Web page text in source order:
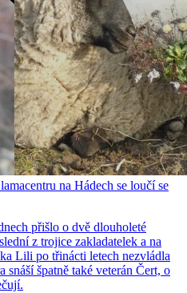
na Hádech se loučí se
přišlo o dvě dlouholeté
z trojice zakladatelek a na
Lili po třinácti letech nezvládla
špatně také veterán Čert, o